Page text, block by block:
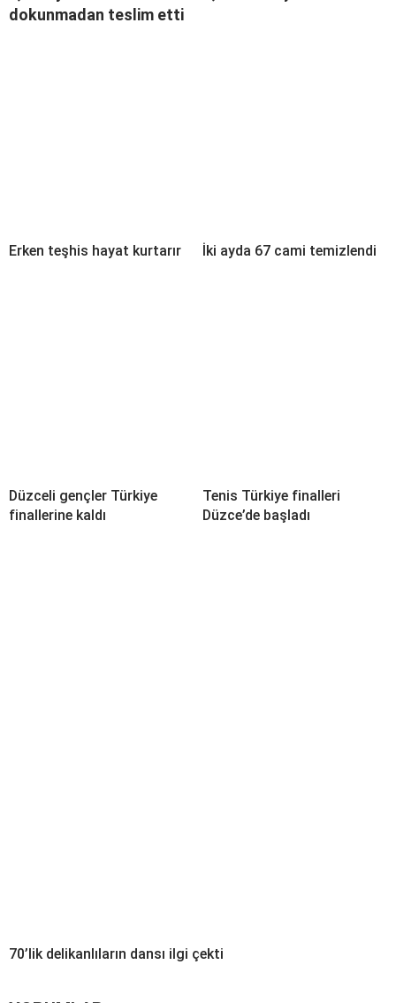
dokunmadan teslim etti
Erken teşhis hayat kurtarır İki ayda 67 cami temizlendi
Düzceli gençler Türkiye
finallerine kaldı
Tenis Türkiye finalleri
Düzce’de başladı
70’lik delikanlıların dansı ilgi çekti